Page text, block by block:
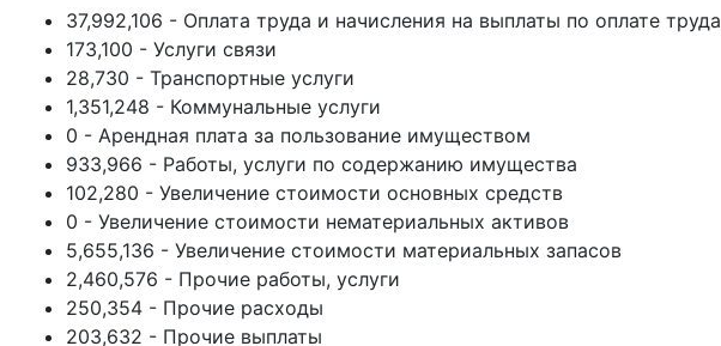
37,992,106 - Оплата труда и начисления на выплаты по оплате труда
173,100 - Услуги связи
28,730 - Транспортные услуги
1,351,248 - Коммунальные услуги
0 - Арендная плата за пользование имуществом
933,966 - Работы, услуги по содержанию имущества
102,280 - Увеличение стоимости основных средств
0 - Увеличение стоимости нематериальных активов
5,655,136 - Увеличение стоимости материальных запасов
2,460,576 - Прочие работы, услуги
250,354 - Прочие расходы
203,632 - Прочие выплаты